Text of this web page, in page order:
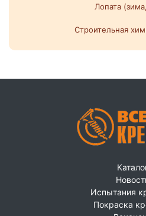
Лопата
Строительная
Испытания
Покраска